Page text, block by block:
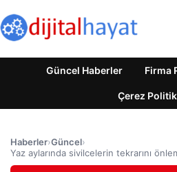
Güncel Haberler Firma
Çerez
Haberler›Güncel›
Yaz aylarında sivilcelerin tekrarını